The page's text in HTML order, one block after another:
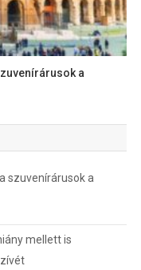
a
szuvenírárusok a
mellett is